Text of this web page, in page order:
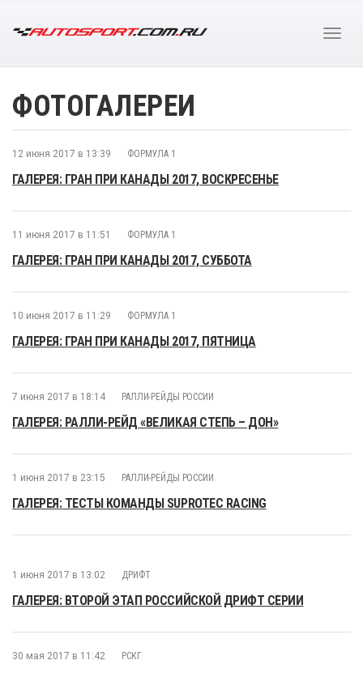
ФОТОГАЛЕРЕИ
12 июня 2017 в 13:39 ФОРМУЛА 1
ГАЛЕРЕЯ: ГРАН ПРИ КАНАДЫ 2017, ВОСКРЕСЕНЬЕ
11 июня 2017 в 11:51 ФОРМУЛА 1
ГАЛЕРЕЯ: ГРАН ПРИ КАНАДЫ 2017, СУББОТА
10 июня 2017 в 11:29 ФОРМУЛА 1
ГАЛЕРЕЯ: ГРАН ПРИ КАНАДЫ 2017, ПЯТНИЦА
7 июня 2017 в 18:14 РАЛЛИ-РЕЙДЫ РОССИИ
ГАЛЕРЕЯ: РАЛЛИ-РЕЙД «ВЕЛИКАЯ СТЕПЬ – ДОН»
1 июня 2017 в 23:15 РАЛЛИ-РЕЙДЫ РОССИИ
ГАЛЕРЕЯ: ТЕСТЫ КОМАНДЫ SUPROTEC RACING
1 июня 2017 в 13:02 ДРИФТ
ГАЛЕРЕЯ: ВТОРОЙ ЭТАП РОССИЙСКОЙ ДРИФТ СЕРИИ
30 мая 2017 в 11:42 РСКГ